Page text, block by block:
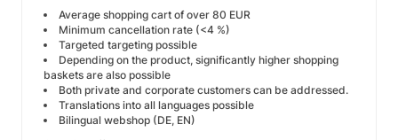
Average shopping cart of over 80 EUR
Minimum cancellation rate (<4 %)
Targeted targeting possible
Depending on the product, significantly higher shopping
baskets are also possible
Both private and corporate customers can be addressed.
Translations into all languages possible
Bilingual webshop (DE, EN)